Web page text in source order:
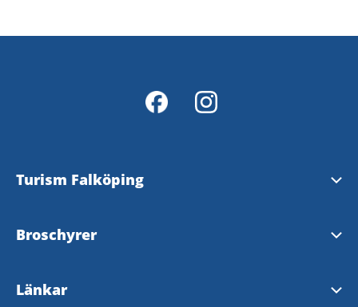
Turism Falköping
Falköpings Turistbyrå
Broschyrer
Beställa broschyrer
Länkar